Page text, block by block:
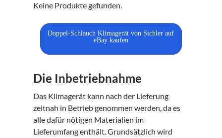
Keine Produkte gefunden.
Doppel-Schlauch Klimagerät von Sichler auf
eBay kaufen
Die Inbetriebnahme
Das Klimagerät kann nach der Lieferung
zeitnah in Betrieb genommen werden, da es
alle dafür nötigen Materialien im
Lieferumfang enthält. Grundsätzlich wird